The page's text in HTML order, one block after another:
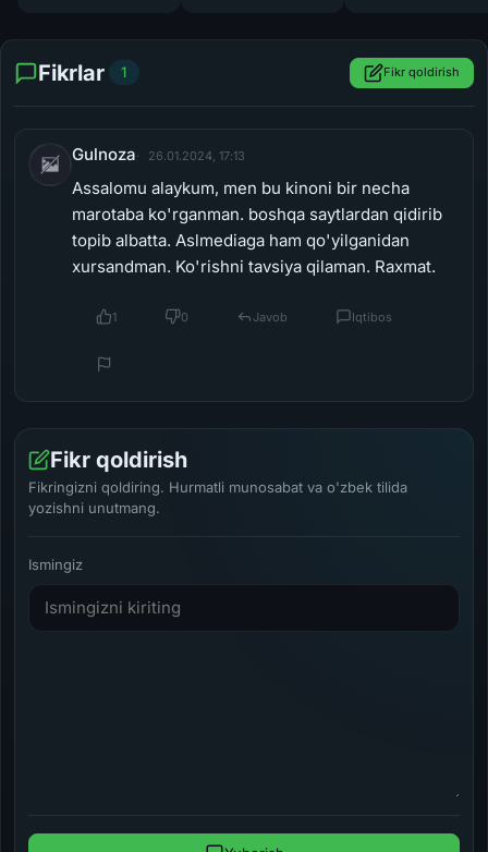
Fikrlar 1 Fikr qoldirish
Gulnoza 26.01.2024, 17:13
Assalomu alaykum, men bu kinoni bir necha
marotaba ko'rganman. boshqa saytlardan qidirib
topib albatta. Aslmediaga ham qo'yilganidan
xursandman. Ko'rishni tavsiya qilaman. Raxmat.
1 0 Javob Iqtibos
Fikr qoldirish
Fikringizni qoldiring. Hurmatli munosabat va o'zbek tilida
yozishni unutmang.
Ismingiz